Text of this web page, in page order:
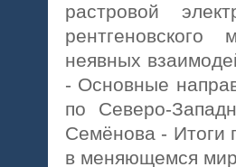
растровой
неявных
- Основные
по Северо-
Семёнова - Итоги
в меняющемся